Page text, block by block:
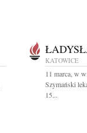
KATOWICE
11 marca, w
Szymański
15...